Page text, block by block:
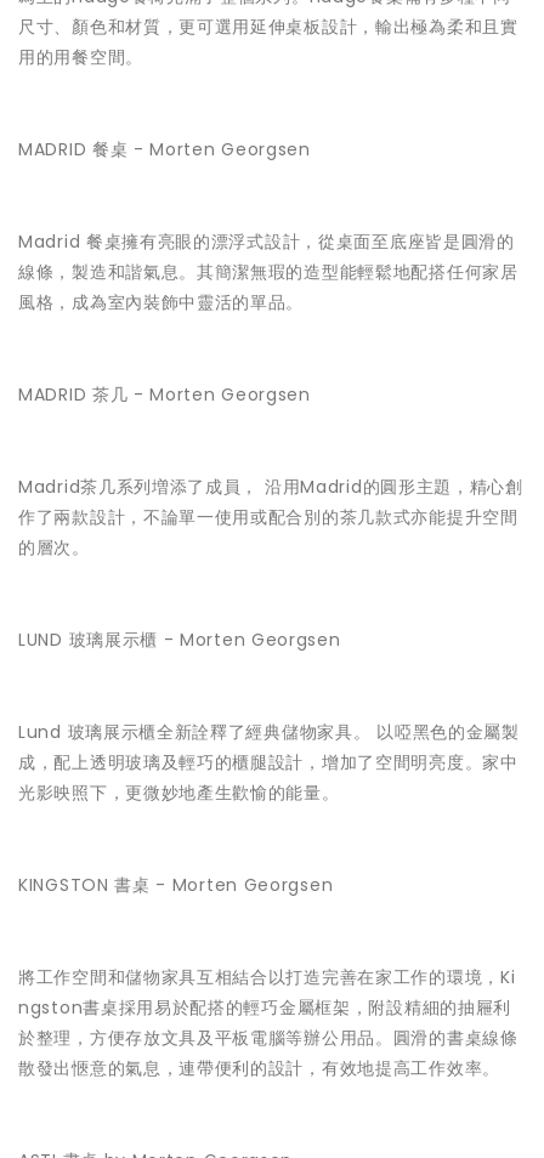
尺寸、顏色和材質，更可選用延伸桌板設計，輸出極為柔和且實
用的用餐空間。
MADRID 餐桌 - Morten Georgsen
Madrid 餐桌擁有亮眼的漂浮式設計，從桌面至底座皆是圓滑的
線條，製造和諧氣息。其簡潔無瑕的造型能輕鬆地配搭任何家居
風格，成為室內裝飾中靈活的單品。
MADRID 茶几 - Morten Georgsen
Madrid茶几系列増添了成員， 沿用Madrid的圓形主題，精心創
作了兩款設計，不論單一使用或配合別的茶几款式亦能提升空間
的層次。
LUND 玻璃展示櫃 - Morten Georgsen
Lund 玻璃展示櫃全新詮釋了經典儲物家具。 以啞黑色的金屬製
成，配上透明玻璃及輕巧的櫃腿設計，增加了空間明亮度。家中
光影映照下，更微妙地產生歡愉的能量。
KINGSTON 書桌 - Morten Georgsen
將工作空間和儲物家具互相結合以打造完善在家工作的環境，Ki
ngston書桌採用易於配搭的輕巧金屬框架，附設精細的抽屜利
於整理，方便存放文具及平板電腦等辦公用品。圓滑的書桌線條
散發出愜意的氣息，連帶便利的設計，有效地提高工作效率。